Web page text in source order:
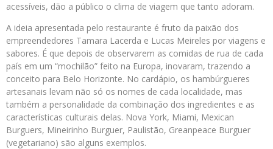
acessíveis, dão a público o clima de viagem que tanto adoram.
A ideia apresentada pelo restaurante é fruto da paixão dos
empreendedores Tamara Lacerda e Lucas Meireles por viagens e
sabores. É que depois de observarem as comidas de rua de cada
país em um “mochilão” feito na Europa, inovaram, trazendo a
conceito para Belo Horizonte. No cardápio, os hambúrgueres
artesanais levam não só os nomes de cada localidade, mas
também a personalidade da combinação dos ingredientes e as
características culturais delas. Nova York, Miami, Mexican
Burguers, Mineirinho Burguer, Paulistão, Greanpeace Burguer
(vegetariano) são alguns exemplos.